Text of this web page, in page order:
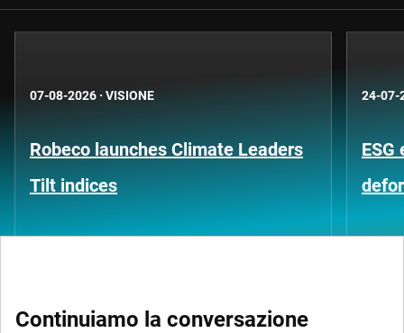
07-08-2026 · VISIONE
Robeco launches Climate Leaders
Tilt indices
24-07-
Continuiamo la conversazione